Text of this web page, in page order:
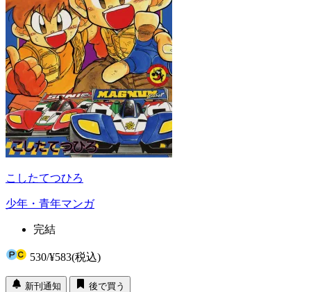
こしたてつひろ
少年・青年マンガ
完結
530/¥583(税込)
新刊通知
後で買う